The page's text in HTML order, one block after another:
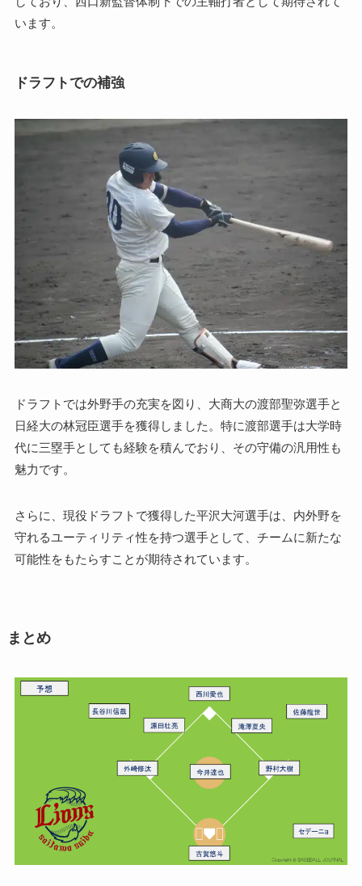
います。
ドラフトでの補強
ドラフトでは外野手の充実を図り、大商大の渡部聖弥選手と
日経大の林冠臣選手を獲得しました。特に渡部選手は大学時
代に三塁手としても経験を積んでおり、その守備の汎用性も
魅力です。
さらに、現役ドラフトで獲得した平沢大河選手は、内外野を
守れるユーティリティ性を持つ選手として、チームに新たな
可能性をもたらすことが期待されています。
まとめ